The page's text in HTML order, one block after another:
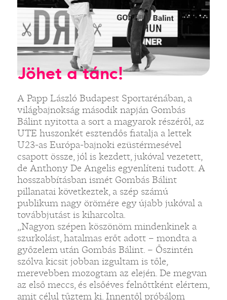
Jöhet a tánc!
A Papp László Budapest Sportarénában, a
világbajnokság második napján Gombás
Bálint nyitotta a sort a magyarok részéről, az
UTE huszonkét esztendős fiatalja a lettek
U23-as Európa-bajnoki ezüstérmesével
csapott össze, jól is kezdett, jukóval vezetett,
de Anthony De Angelis egyenlíteni tudott. A
hosszabbításban ismét Gombás Bálint
pillanatai következtek, a szép számú
publikum nagy örömére egy újabb jukóval a
továbbjutást is kiharcolta.
„Nagyon szépen köszönöm mindenkinek a
szurkolást, hatalmas erőt adott – mondta a
győzelem után Gombás Bálint. – Őszintén
szólva kicsit jobban izgultam is tőle,
merevebben mozogtam az elején. De megvan
az első meccs, és elsőéves felnőttként elértem,
amit célul tűztem ki. Innentől próbálom